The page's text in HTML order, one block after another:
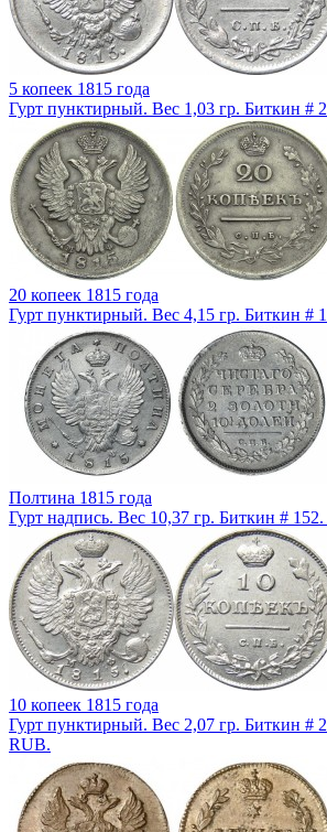
5 копеек 1815 года
Гурт пунктирный. Вес 1,03 гр. Биткин #
20 копеек 1815 года
Гурт пунктирный. Вес 4,15 гр. Биткин #
Полтина 1815 года
Гурт надпись. Вес 10,37 гр. Биткин #
10 копеек 1815 года
Гурт пунктирный. Вес 2,07 гр. Биткин #
RUB.